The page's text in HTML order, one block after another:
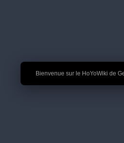
🎉 Bienvenue sur le HoYoWiki de